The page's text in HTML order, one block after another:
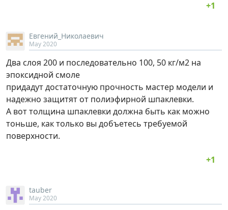
Евгений_Николаевич
May 2020
Два слоя 200 и последовательно 100, 50 кг/м2 на
эпоксидной смоле
придадут достаточную прочность мастер модели и
надежно защитят от полиэфирной шпаклевки.
А вот толщина шпаклевки должна быть как можно
тоньше, как только вы добъетесь требуемой
поверхности.
tauber
May 2020